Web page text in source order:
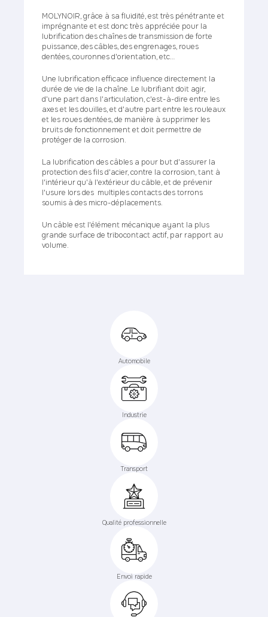
MOLYNOIR, grâce à sa fluidité, est très pénétrante et
imprégnante et est donc très appréciée pour la
lubrification des chaînes de transmission de forte
puissance, des câbles, des engrenages, roues
dentées, couronnes d'orientation, etc…
Une lubrification efficace influence directement la
durée de vie de la chaîne. Le lubrifiant doit agir,
d'une part dans l'articulation, c'est-à-dire entre les
axes et les douilles, et d'autre part entre les rouleaux
et les roues dentées, de manière à supprimer les
bruits de fonctionnement et doit permettre de
protéger de la corrosion.
La lubrification des câbles a pour but d'assurer la
protection des fils d'acier, contre la corrosion, tant à
l'intérieur qu'à l'extérieur du câble, et de prévenir
l'usure lors des multiples contacts des torrons
soumis à des micro-déplacements.
Un câble est l'élément mécanique ayant la plus
grande surface de tribocontact actif, par rapport au
volume.
Automobile
Industrie
Transport
Qualité professionnelle
Envoi rapide